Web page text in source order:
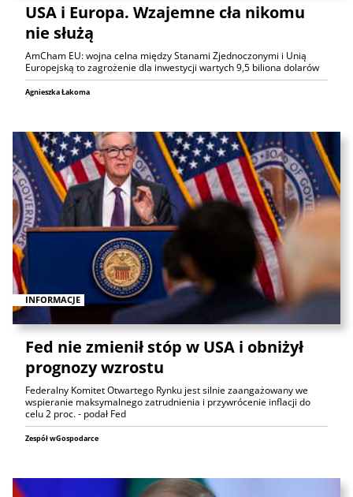
USA i Europa. Wzajemne cła nikomu
nie służą
AmCham EU: wojna celna między Stanami Zjednoczonymi i Unią
Europejską to zagrożenie dla inwestycji wartych 9,5 biliona dolarów
Agnieszka Łakoma
INFORMACJE
Fed nie zmienił stóp w USA i obniżył
prognozy wzrostu
Federalny Komitet Otwartego Rynku jest silnie zaangażowany we
wspieranie maksymalnego zatrudnienia i przywrócenie inflacji do
celu 2 proc. - podał Fed
Zespół wGospodarce